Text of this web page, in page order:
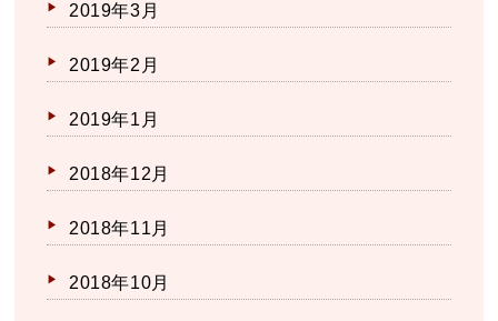
2019年3月
2019年2月
2019年1月
2018年12月
2018年11月
2018年10月